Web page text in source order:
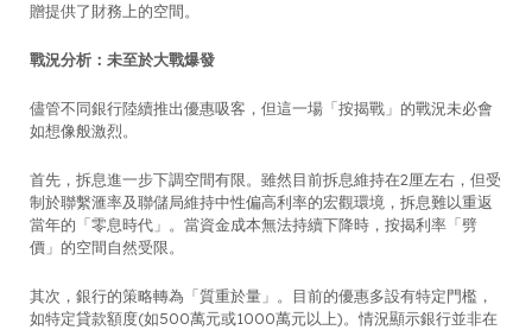
贈提供了財務上的空間。
戰況分析：未至於大戰爆發
儘管不同銀行陸續推出優惠吸客，但這一場「按揭戰」的戰況未必會
如想像般激烈。
首先，拆息進一步下調空間有限。雖然目前拆息維持在2厘左右，但受
制於聯繫滙率及聯儲局維持中性偏高利率的宏觀環境，拆息難以重返
當年的「零息時代」。當資金成本無法持續下降時，按揭利率「劈
價」的空間自然受限。
其次，銀行的策略轉為「質重於量」。目前的優惠多設有特定門檻，
如特定貸款額度(如500萬元或1000萬元以上)。情況顯示銀行並非在